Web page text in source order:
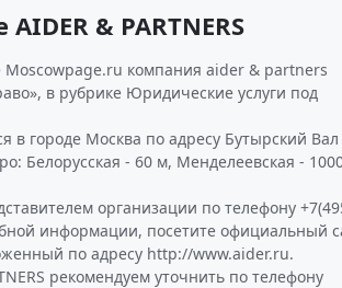
& PARTNERS
компания aider & partners
в рубрике Юридические услуги под
в городе Москва по адресу Бутырский Вал
Белорусская - 60 м, Менделеевская -
организации по телефону
информации, посетите официальный
по адресу http://www.aider.ru.
рекомендуем уточнить по телефону